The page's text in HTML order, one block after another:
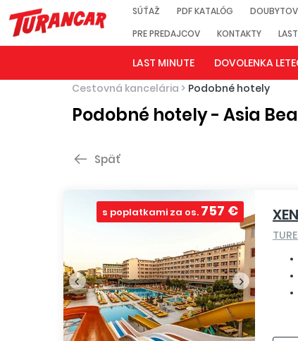
SÚŤAŽ PDF KATALÓG
PRE PREDAJCOV
KONTAKTY
LAST MINUTE DOVOLENKA
Cestovná kancelária > Podobné hotely
Podobné hotely - Asia
Späť
s poplatkami za os. 757 €